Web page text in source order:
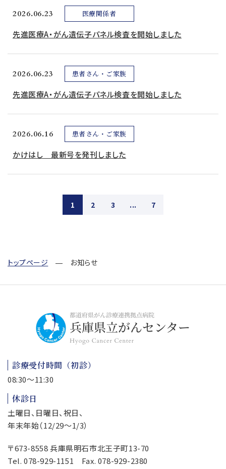
2026.06.23 医療関係者
先進医療A・がん遺伝子パネル検査を開始しました
2026.06.23 患者さん・ご家族
先進医療A・がん遺伝子パネル検査を開始しました
2026.06.16 患者さん・ご家族
かけはし 最新号を発刊しました
1 2 3 ... 7
トップページ お知らせ
診療受付時間（初診）
08:30～11:30
休診日
土曜日、日曜日、祝日、
年末年始（12/29～1/3）
〒673-8558 兵庫県明石市北王子町13-70
Tel. 078-929-1151 Fax. 078-929-2380